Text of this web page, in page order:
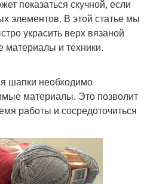
показаться скучной, если
элементов. В этой статье мы
украсить верх вязаной
материалы и техники.
шапки необходимо
материалы. Это позволит
работы и сосредоточиться